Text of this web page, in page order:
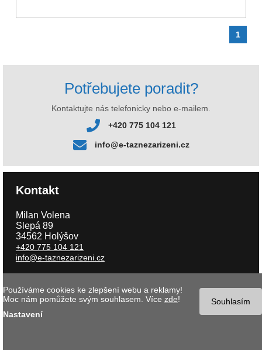
1
Potřebujete poradit?
Kontaktujte nás telefonicky nebo e-mailem.
+420 775 104 121
info@e-taznezarizeni.cz
Kontakt
Milan Volena
Slepá 89
34562 Holýšov
+420 775 104 121
info@e-taznezarizeni.cz
Copyright © 2026 e-taznezarizeni.cz | Aktualizace 07.08.2026 |
internetového obchodu- MK software |Nastavení cookies Souhlasím
Používáme cookies ke zlepšení webu a reklamy!
Moc nám pomůžete svým souhlasem. Více zde!
Nastavení